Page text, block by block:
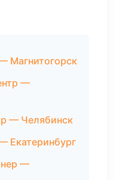
Магнитогорск
—
— Челябинск
Екатеринбург
—